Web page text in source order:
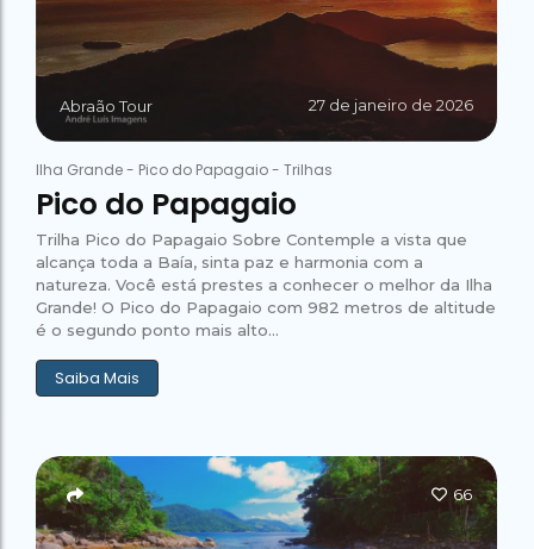
Abraão Tour 27 de janeiro de 2026
Ilha Grande- Pico do Papagaio- Trilhas
Pico do Papagaio
Trilha Pico do Papagaio Sobre Contemple a vista que
alcança toda a Baía, sinta paz e harmonia com a
natureza. Você está prestes a conhecer o melhor da Ilha
Grande! O Pico do Papagaio com 982 metros de altitude
é o segundo ponto mais alto...
Saiba Mais
66